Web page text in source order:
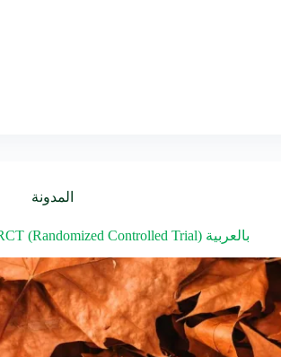
المدونة
RCT (Randomized Controlled Trial) بالعربية